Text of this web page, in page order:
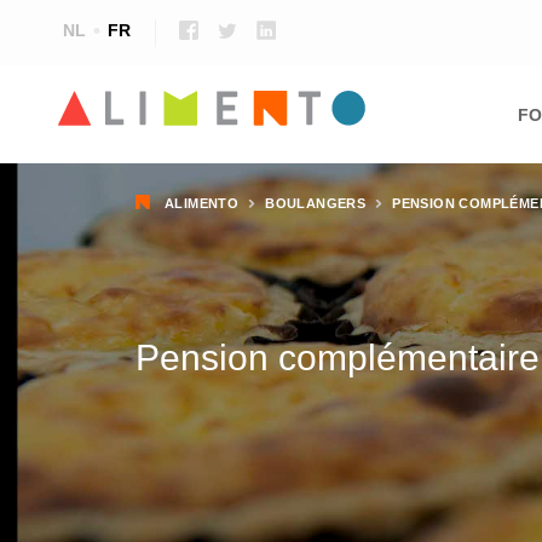
NL FR
Fil
d'Ariane
ALIMENTO BOULANGERS PENSION
Pension complémentaire